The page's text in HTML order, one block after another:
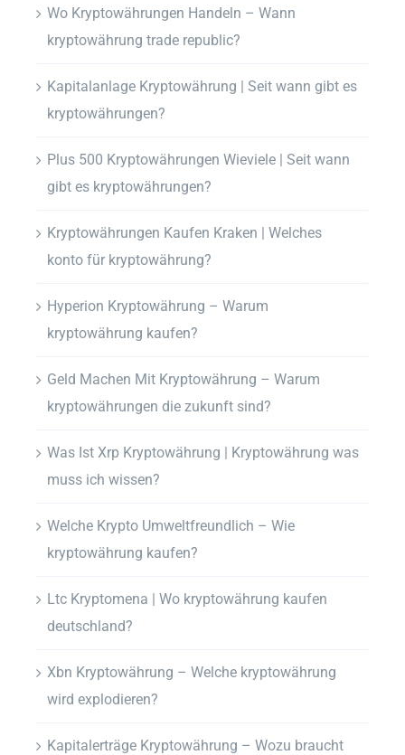
Wo Kryptowährungen Handeln – Wann
kryptowährung trade republic?
Kapitalanlage Kryptowährung | Seit wann gibt es
kryptowährungen?
Plus 500 Kryptowährungen Wieviele | Seit wann
gibt es kryptowährungen?
Kryptowährungen Kaufen Kraken | Welches
konto für kryptowährung?
Hyperion Kryptowährung – Warum
kryptowährung kaufen?
Geld Machen Mit Kryptowährung – Warum
kryptowährungen die zukunft sind?
Was Ist Xrp Kryptowährung | Kryptowährung was
muss ich wissen?
Welche Krypto Umweltfreundlich – Wie
kryptowährung kaufen?
Ltc Kryptomena | Wo kryptowährung kaufen
deutschland?
Xbn Kryptowährung – Welche kryptowährung
wird explodieren?
Kapitalerträge Kryptowährung – Wozu braucht